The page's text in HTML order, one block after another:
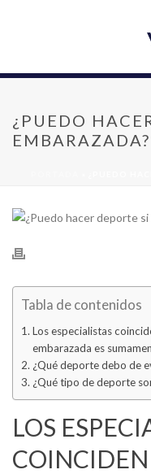
¿PUEDO
EMBARAZADA?
Tabla de contenidos
Los especialistas
embarazada es
¿Qué deporte debo de
¿Qué tipo de deporte
LOS